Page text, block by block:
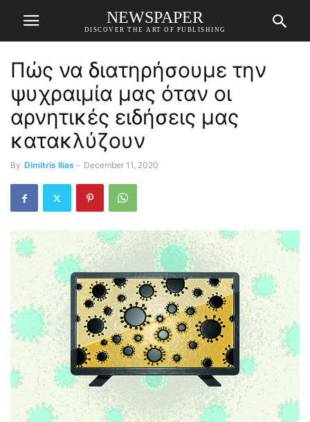
NEWSPAPER
DISCOVER THE ART OF PUBLISHING
Πώς να διατηρήσουμε την
ψυχραιμία μας όταν οι
αρνητικές ειδήσεις μας
κατακλύζουν
By Dimitris Ilias - December 11, 2020